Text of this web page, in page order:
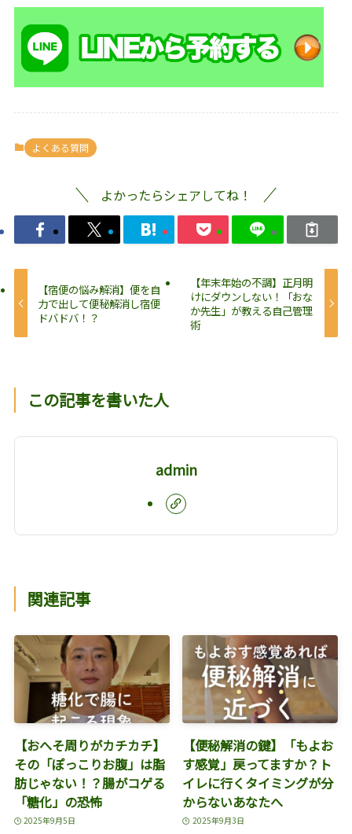
よくある質問
よかったらシェアしてね！
【宿便の悩み解消】便を自
力で出して便秘解消し宿便
ドバドバ！？
【年末年始の不調】正月明
けにダウンしない！「おな
か先生」が教える自己管理
術
この記事を書いた人
admin
関連記事
【おへそ周りがカチカチ】
その「ぽっこりお腹」は脂
肪じゃない！？腸がコゲる
「糖化」の恐怖
2025年9月5日
【便秘解消の鍵】「もよお
す感覚」戻ってますか？ト
イレに行くタイミングが分
からないあなたへ
2025年9月3日